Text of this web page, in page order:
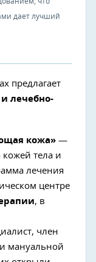
дает лучший
предлагает
лечебно-
кожа» —
кожей тела и
лечения
центре
, в
член
мануальной